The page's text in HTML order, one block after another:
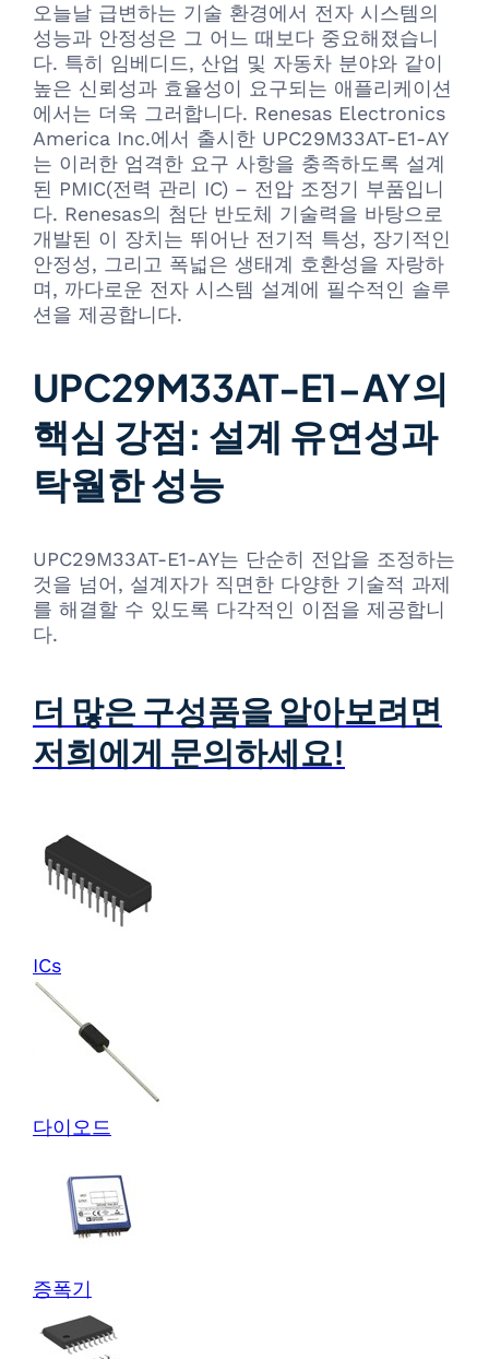
오늘날 급변하는 기술 환경에서 전자 시스템의
성능과 안정성은 그 어느 때보다 중요해졌습니
다. 특히 임베디드, 산업 및 자동차 분야와 같이
높은 신뢰성과 효율성이 요구되는 애플리케이션
에서는 더욱 그러합니다. Renesas Electronics
America Inc.에서 출시한 UPC29M33AT-E1-AY
는 이러한 엄격한 요구 사항을 충족하도록 설계
된 PMIC(전력 관리 IC) – 전압 조정기 부품입니
다. Renesas의 첨단 반도체 기술력을 바탕으로
개발된 이 장치는 뛰어난 전기적 특성, 장기적인
안정성, 그리고 폭넓은 생태계 호환성을 자랑하
며, 까다로운 전자 시스템 설계에 필수적인 솔루
션을 제공합니다.
UPC29M33AT-E1-AY의
핵심 강점: 설계 유연성과
탁월한 성능
UPC29M33AT-E1-AY는 단순히 전압을 조정하는
것을 넘어, 설계자가 직면한 다양한 기술적 과제
를 해결할 수 있도록 다각적인 이점을 제공합니
다.
더 많은 구성품을 알아보려면
저희에게 문의하세요!
ICs
다이오드
증폭기